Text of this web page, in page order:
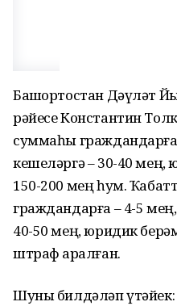
Башҡортостан Дәүләт
рәйесе Константин
суммаһы
кешеләргә – 30-40 мең,
150-200 мең һум.
граждандарға – 4-5
40-50 мең, юридик
штраф ҡаралған.
Шуны билдәләп